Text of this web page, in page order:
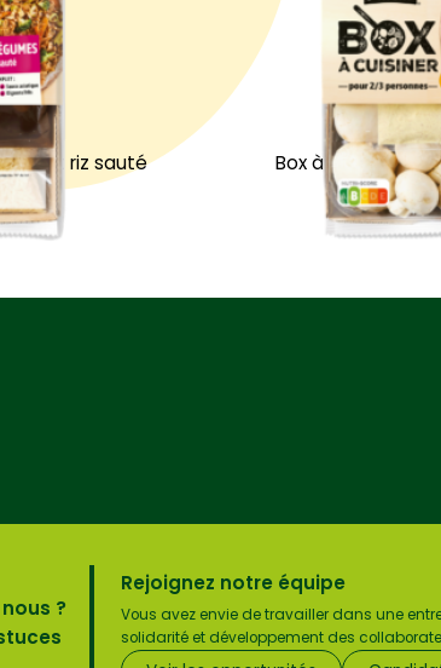
et riz sauté Box à cuisiner
?
Rejoignez notre équipe
Vous avez envie de travailler dans une
solidarité et développement des